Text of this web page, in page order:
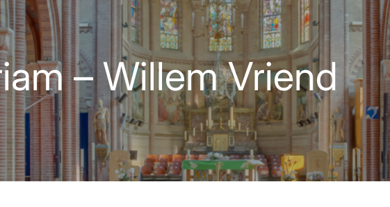
– Willem Vriend